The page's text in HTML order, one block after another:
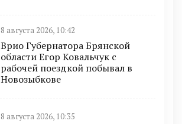
8 августа 2026, 10:42
Врио Губернатора Брянской
области Егор Ковальчук с
рабочей поездкой побывал в
Новозыбкове
8 августа 2026, 10:35